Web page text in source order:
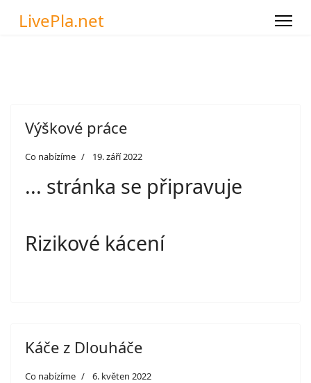
LivePla.net
Výškové práce
Co nabízíme 19. září 2022
... stránka se připravuje
Rizikové kácení
Káče z Dlouháče
Co nabízíme 6. květen 2022